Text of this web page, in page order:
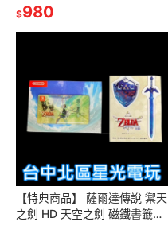
$980
【特典商品】 薩爾達傳說 禦天
之劍 HD 天空之劍 磁鐵書籤